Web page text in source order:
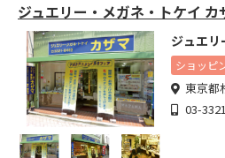
ジュエリー・メガネ・トケイ カ
ジュエリ
ショッピ
東京都
03-